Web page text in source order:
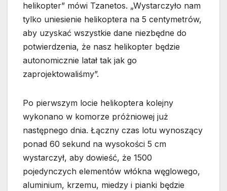
helikopter” mówi Tzanetos. „Wystarczyło nam
tylko uniesienie helikoptera na 5 centymetrów,
aby uzyskać wszystkie dane niezbędne do
potwierdzenia, że nasz helikopter będzie
autonomicznie latał tak jak go
zaprojektowaliśmy”.
Po pierwszym locie helikoptera kolejny
wykonano w komorze próżniowej już
następnego dnia. Łączny czas lotu wynoszący
ponad 60 sekund na wysokości 5 cm
wystarczył, aby dowieść, że 1500
pojedynczych elementów włókna węglowego,
aluminium, krzemu, miedzy i pianki będzie